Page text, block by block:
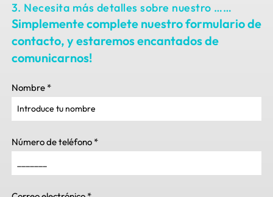
3. Necesita más detalles sobre nuestro ……
Simplemente complete nuestro formulario de
contacto, y estaremos encantados de
comunicarnos!
Nombre *
Número de teléfono *